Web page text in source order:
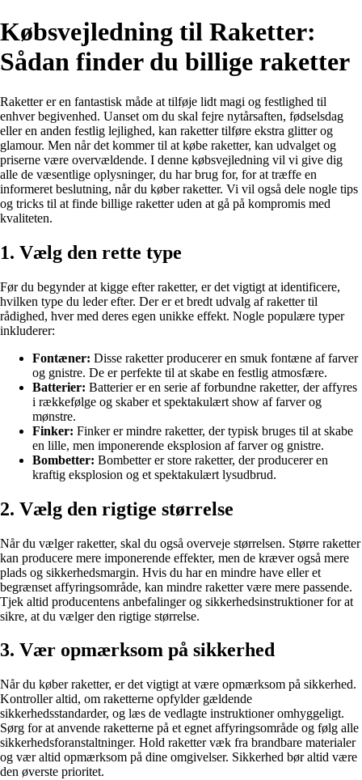
Købsvejledning til Raketter:
Sådan finder du billige raketter
Raketter er en fantastisk måde at tilføje lidt magi og festlighed til
enhver begivenhed. Uanset om du skal fejre nytårsaften, fødselsdag
eller en anden festlig lejlighed, kan raketter tilføre ekstra glitter og
glamour. Men når det kommer til at købe raketter, kan udvalget og
priserne være overvældende. I denne købsvejledning vil vi give dig
alle de væsentlige oplysninger, du har brug for, for at træffe en
informeret beslutning, når du køber raketter. Vi vil også dele nogle tips
og tricks til at finde billige raketter uden at gå på kompromis med
kvaliteten.
1. Vælg den rette type
Før du begynder at kigge efter raketter, er det vigtigt at identificere,
hvilken type du leder efter. Der er et bredt udvalg af raketter til
rådighed, hver med deres egen unikke effekt. Nogle populære typer
inkluderer:
Fontæner: Disse raketter producerer en smuk fontæne af farver
og gnistre. De er perfekte til at skabe en festlig atmosfære.
Batterier: Batterier er en serie af forbundne raketter, der affyres
i rækkefølge og skaber et spektakulært show af farver og
mønstre.
Finker: Finker er mindre raketter, der typisk bruges til at skabe
en lille, men imponerende eksplosion af farver og gnistre.
Bombetter: Bombetter er store raketter, der producerer en
kraftig eksplosion og et spektakulært lysudbrud.
2. Vælg den rigtige størrelse
Når du vælger raketter, skal du også overveje størrelsen. Større raketter
kan producere mere imponerende effekter, men de kræver også mere
plads og sikkerhedsmargin. Hvis du har en mindre have eller et
begrænset affyringsområde, kan mindre raketter være mere passende.
Tjek altid producentens anbefalinger og sikkerhedsinstruktioner for at
sikre, at du vælger den rigtige størrelse.
3. Vær opmærksom på sikkerhed
Når du køber raketter, er det vigtigt at være opmærksom på sikkerhed.
Kontroller altid, om raketterne opfylder gældende
sikkerhedsstandarder, og læs de vedlagte instruktioner omhyggeligt.
Sørg for at anvende raketterne på et egnet affyringsområde og følg alle
sikkerhedsforanstaltninger. Hold raketter væk fra brandbare materialer
og vær altid opmærksom på dine omgivelser. Sikkerhed bør altid være
den øverste prioritet.